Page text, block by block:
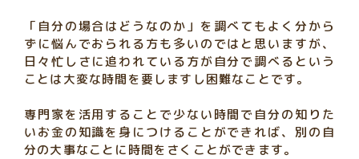
「自分の場合はどうなのか」を調べてもよく分から
ずに悩んでおられる方も多いのではと思いますが、
日々忙しさに追われている方が自分で調べるという
ことは大変な時間を要しますし困難なことです。
専門家を活用することで少ない時間で自分の知りた
いお金の知識を身につけることができれば、別の自
分の大事なことに時間をさくことができます。